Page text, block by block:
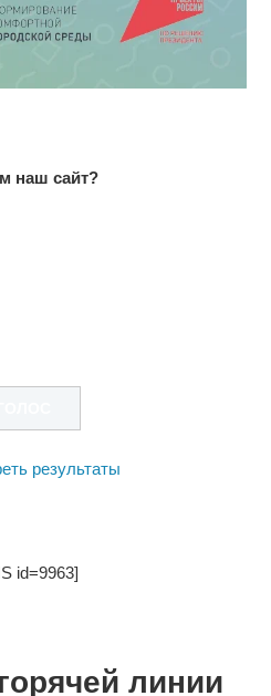
наш сайт?
результаты
id=9963]
линии